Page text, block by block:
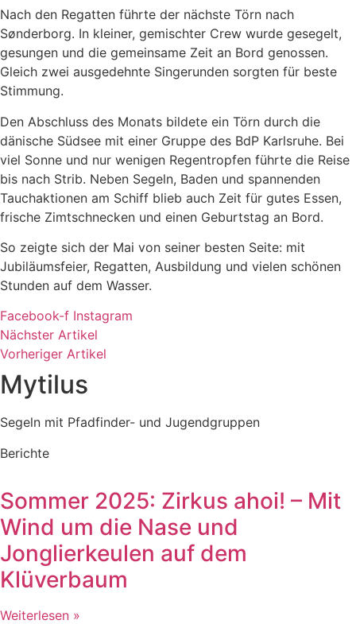
Nach den Regatten führte der nächste Törn nach
Sønderborg. In kleiner, gemischter Crew wurde gesegelt,
gesungen und die gemeinsame Zeit an Bord genossen.
Gleich zwei ausgedehnte Singerunden sorgten für beste
Stimmung.
Den Abschluss des Monats bildete ein Törn durch die
dänische Südsee mit einer Gruppe des BdP Karlsruhe. Bei
viel Sonne und nur wenigen Regentropfen führte die Reise
bis nach Strib. Neben Segeln, Baden und spannenden
Tauchaktionen am Schiff blieb auch Zeit für gutes Essen,
frische Zimtschnecken und einen Geburtstag an Bord.
So zeigte sich der Mai von seiner besten Seite: mit
Jubiläumsfeier, Regatten, Ausbildung und vielen schönen
Stunden auf dem Wasser.
Facebook-f Instagram
Nächster Artikel
Vorheriger Artikel
Mytilus
Segeln mit Pfadfinder- und Jugendgruppen
Berichte
Sommer 2025: Zirkus ahoi! – Mit
Wind um die Nase und
Jonglierkeulen auf dem
Klüverbaum
Weiterlesen »